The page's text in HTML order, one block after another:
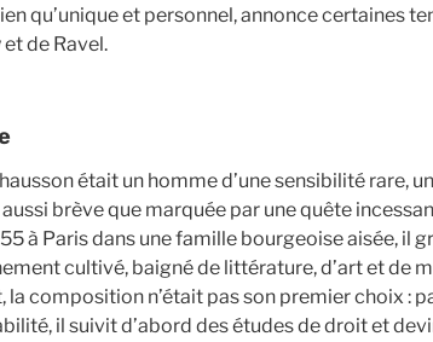
qu’unique et personnel, annonce certaines
de Ravel.
était un homme d’une sensibilité rare,
brève que marquée par une quête
à Paris dans une famille bourgeoise aisée, il
cultivé, baigné de littérature, d’art et de
la composition n’était pas son premier choix :
il suivit d’abord des études de droit et